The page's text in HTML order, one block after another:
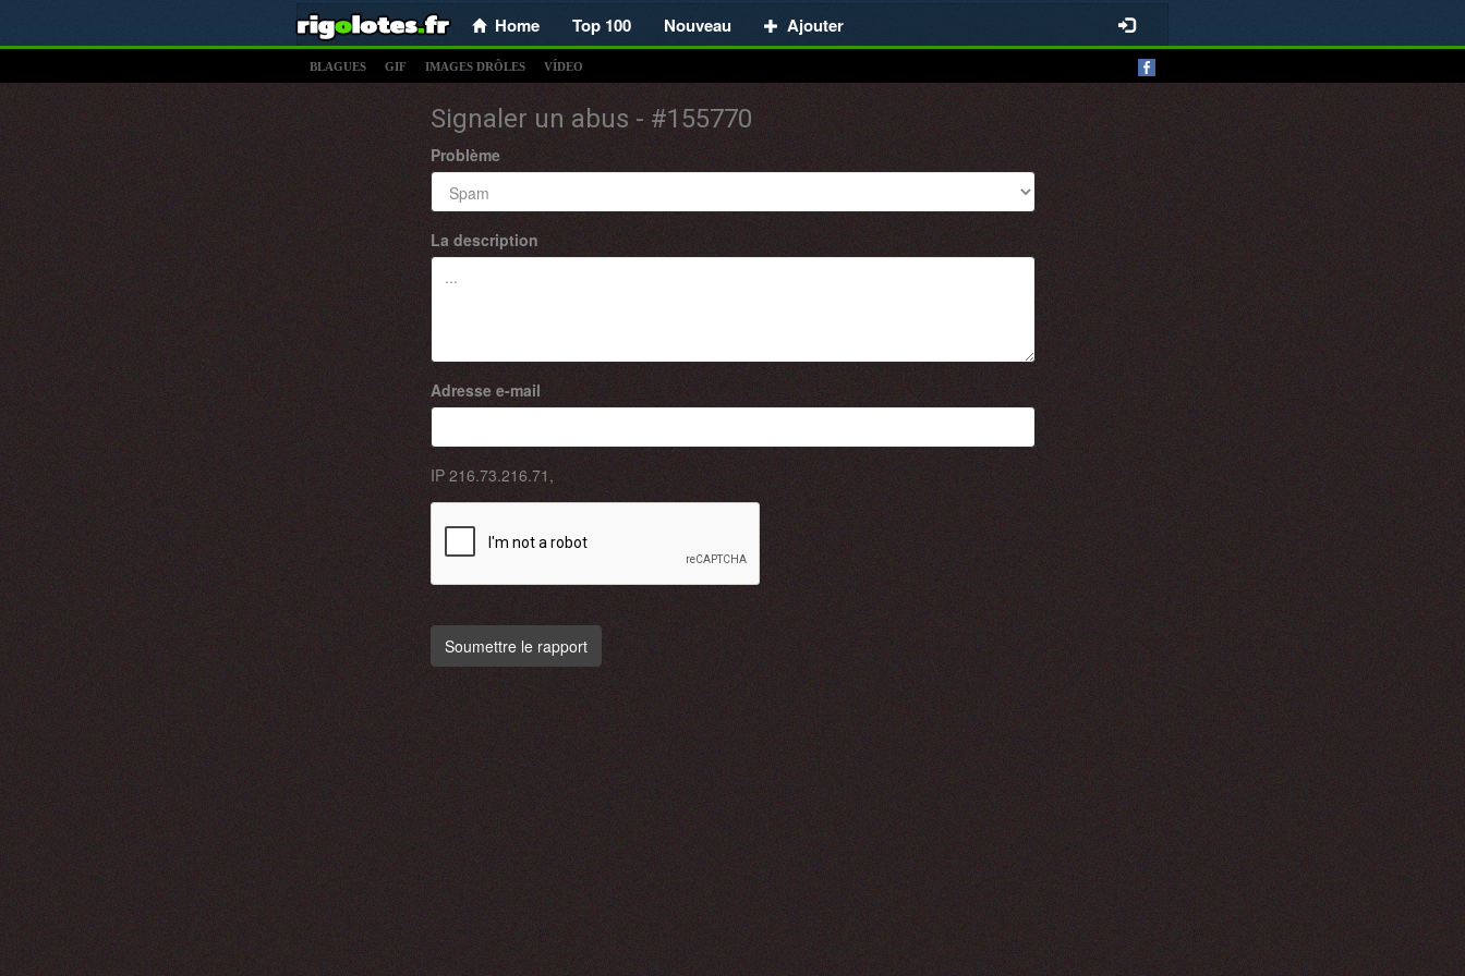
Home Top 100 Nouveau Ajouter
BLAGUES GIF IMAGES DRÔLES VÍDEO
Signaler un abus - #155770
Problème
La description
Adresse e-mail
IP 216.73.216.71 ,
Soumettre le rapport